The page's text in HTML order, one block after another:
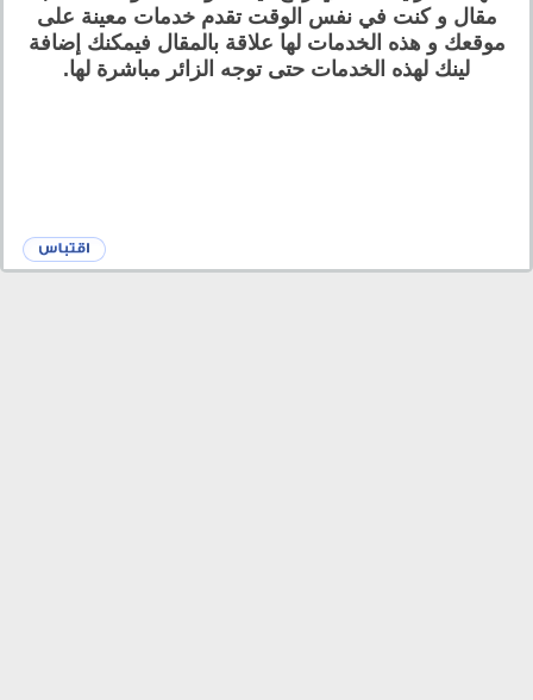
مقال و كنت في نفس الوقت تقدم خدمات معينة على
موقعك و هذه الخدمات لها علاقة بالمقال فيمكنك إضافة
لينك لهذه الخدمات حتى توجه الزائر مباشرة لها.